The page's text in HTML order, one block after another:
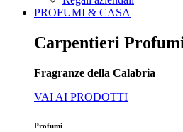
PROFUMI & CASA
Carpentieri
Fragranze della Calabria
VAI AI PRODOTTI
Profumi